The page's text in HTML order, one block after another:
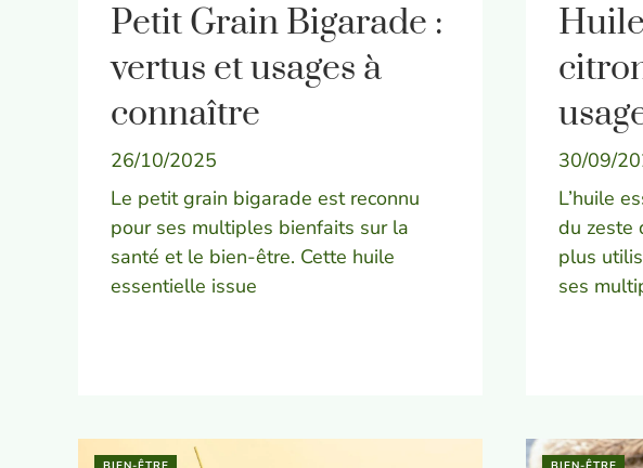
Petit Grain Bigarade :
vertus et usages à
connaître
26/10/2025
Le petit grain bigarade est reconnu
pour ses multiples bienfaits sur la
santé et le bien-être. Cette huile
essentielle issue
30/09/
L’huile
du zeste
plus
ses